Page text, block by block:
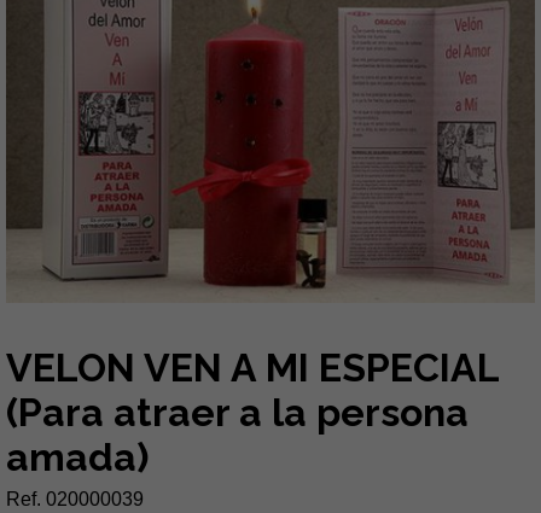
VELON VEN A MI ESPECIAL
(Para atraer a la persona
amada)
Ref. 020000039